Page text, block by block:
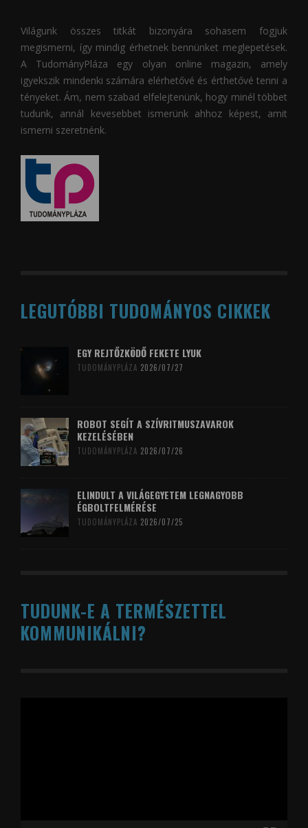
Világunk összes titkát bizonyára sohasem fogjuk
megismerni, így mindig érhetnek bennünket meglepetések.
A TudományPláza egy olyan online magazin, amely
igyekszik mindenki számára elérhetővé és érthetővé tenni a
tényeket. Ám, nem szabad elfelejtenünk, hogy minél többet
tudunk, annál kevesebbet ismerünk ahhoz képest, amit
ismerni szeretnénk.
LEGUTÓBBI TUDOMÁNYOS CIKKEK
EGY REJTŐZKÖDŐ FEKETE LYUK
TUDOMÁNYPLÁZA 2026/07/27
ROBOT SEGÍT A SZÍVRITMUSZAVAROK
KEZELÉSÉBEN
TUDOMÁNYPLÁZA 2026/07/26
ELINDULT A VILÁGEGYETEM LEGNAGYOBB
ÉGBOLTFELMÉRÉSE
TUDOMÁNYPLÁZA 2026/07/25
TUDUNK-E A TERMÉSZETTEL
KOMMUNIKÁLNI?